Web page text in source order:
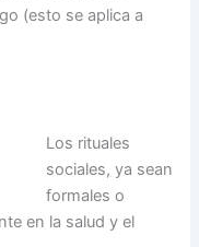
(esto se aplica a
Los rituales
sociales, ya sean
formales o
en la salud y el